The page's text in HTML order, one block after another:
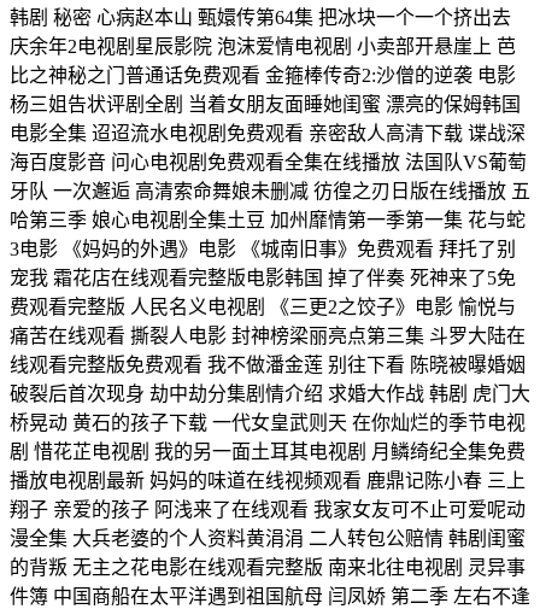
韩剧 秘密 心病赵本山 甄嬛传第64集 把冰块一个一个挤出去
庆余年2电视剧星辰影院 泡沫爱情电视剧 小卖部开悬崖上 芭
比之神秘之门普通话免费观看 金箍棒传奇2:沙僧的逆袭 电影
杨三姐告状评剧全剧 当着女朋友面睡她闺蜜 漂亮的保姆韩国
电影全集 迢迢流水电视剧免费观看 亲密敌人高清下载 谍战深
海百度影音 问心电视剧免费观看全集在线播放 法国队VS葡萄
牙队 一次邂逅 高清索命舞娘未删减 彷徨之刃日版在线播放 五
哈第三季 娘心电视剧全集土豆 加州靡情第一季第一集 花与蛇
3电影 《妈妈的外遇》电影 《城南旧事》免费观看 拜托了别
宠我 霜花店在线观看完整版电影韩国 掉了伴奏 死神来了5免
费观看完整版 人民名义电视剧 《三更2之饺子》电影 愉悦与
痛苦在线观看 撕裂人电影 封神榜梁丽亮点第三集 斗罗大陆在
线观看完整版免费观看 我不做潘金莲 别往下看 陈晓被曝婚姻
破裂后首次现身 劫中劫分集剧情介绍 求婚大作战 韩剧 虎门大
桥晃动 黄石的孩子下载 一代女皇武则天 在你灿烂的季节电视
剧 惜花芷电视剧 我的另一面土耳其电视剧 月鳞绮纪全集免费
播放电视剧最新 妈妈的味道在线视频观看 鹿鼎记陈小春 三上
翔子 亲爱的孩子 阿浅来了在线观看 我家女友可不止可爱呢动
漫全集 大兵老婆的个人资料黄涓涓 二人转包公赔情 韩剧闺蜜
的背叛 无主之花电影在线观看完整版 南来北往电视剧 灵异事
件簿 中国商船在太平洋遇到祖国航母 闫凤娇 第二季 左右不逢